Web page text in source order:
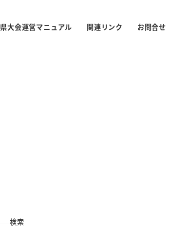
県大会運営マニュアル 関連リンク お問合せ
検索